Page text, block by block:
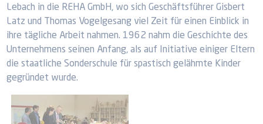
Lebach in die REHA GmbH, wo sich Geschäftsführer Gisbert
Latz und Thomas Vogelgesang viel Zeit für einen Einblick in
ihre tägliche Arbeit nahmen. 1962 nahm die Geschichte des
Unternehmens seinen Anfang, als auf Initiative einiger Eltern
die staatliche Sonderschule für spastisch gelähmte Kinder
gegründet wurde.